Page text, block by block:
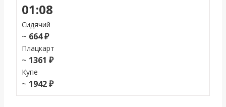
01:08
Сидячий
~ 664 ₽
Плацкарт
~ 1361 ₽
Купе
~ 1942 ₽